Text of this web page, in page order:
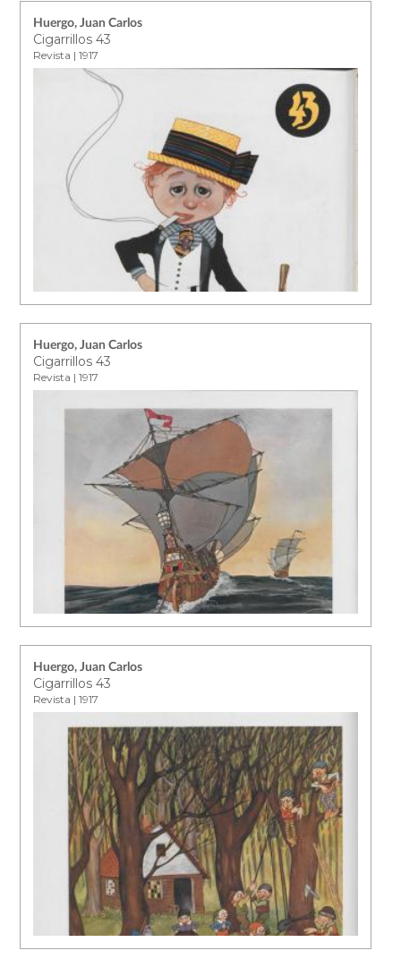
Huergo, Juan Carlos
Cigarrillos 43
Revista | 1917
Huergo, Juan Carlos
Cigarrillos 43
Revista | 1917
Huergo, Juan Carlos
Cigarrillos 43
Revista | 1917